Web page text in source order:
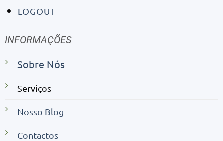
LOGOUT
INFORMAÇÕES
Sobre Nós
Serviços
Nosso Blog
Contactos